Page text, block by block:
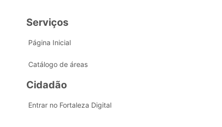
Serviços
Página Inicial
Catálogo de áreas
Cidadão
Entrar no Fortaleza Digital